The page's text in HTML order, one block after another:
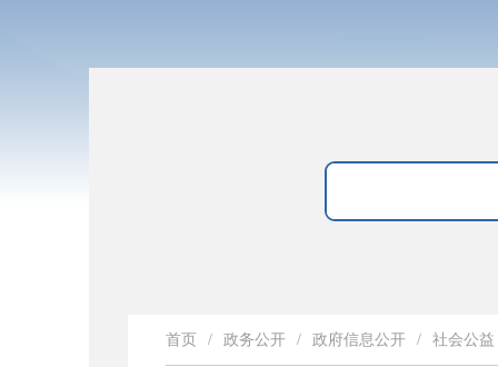
首页 / 政务公开 / 政府信息公开 / 社会公益